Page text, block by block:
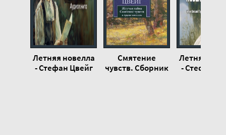
Летняя новелла
- Стефан Цвейг
Смятение
чувств. Сборник
Летняя
- Стефан